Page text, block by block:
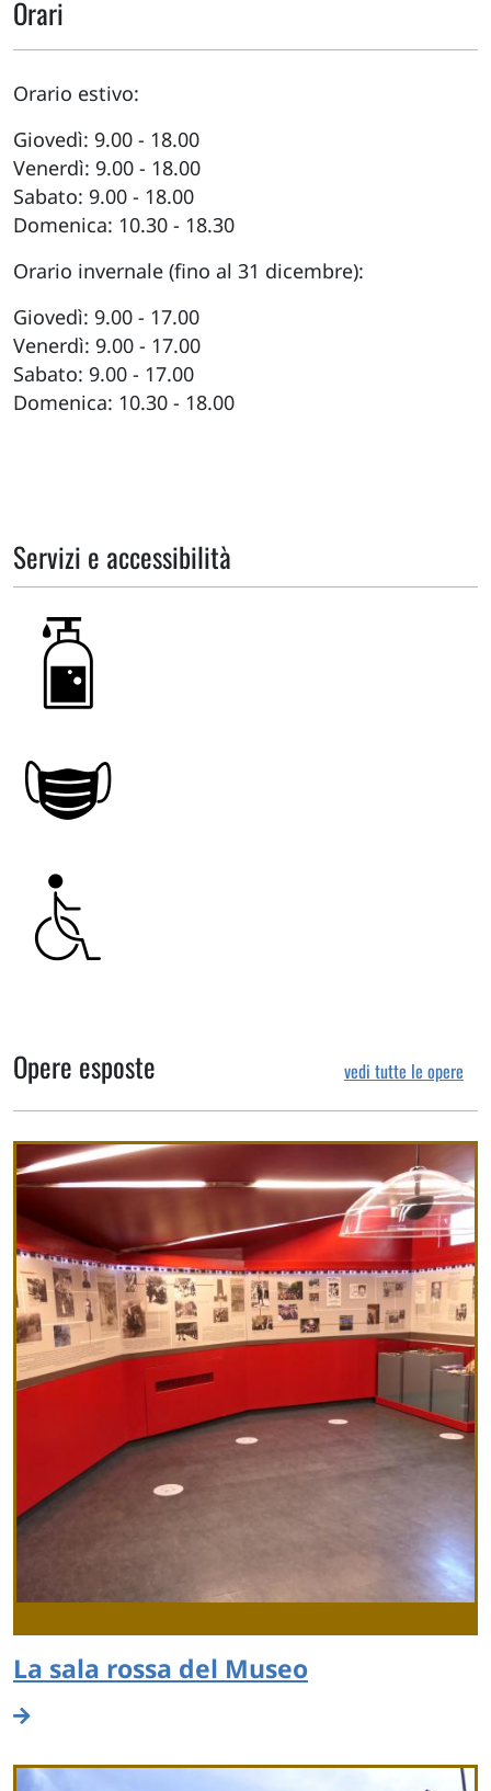
Orari
Orario estivo:
Giovedì: 9.00 - 18.00
Venerdì: 9.00 - 18.00
Sabato: 9.00 - 18.00
Domenica: 10.30 - 18.30
Orario invernale (fino al 31 dicembre):
Giovedì: 9.00 - 17.00
Venerdì: 9.00 - 17.00
Sabato: 9.00 - 17.00
Domenica: 10.30 - 18.00
Servizi e accessibilità
Opere esposte vedi tutte le opere
La sala rossa del Museo